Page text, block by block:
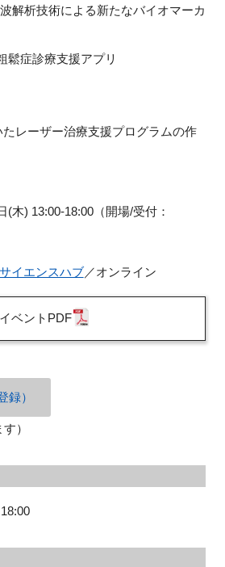
解析技術による新たなバイオマーカ
鬆症診療支援アプリ
レーザー治療支援プログラムの作
(木) 13:00-18:00（開場/受付：
イエンスハブ／オンライン
イベントPDF
録）
）
18:00